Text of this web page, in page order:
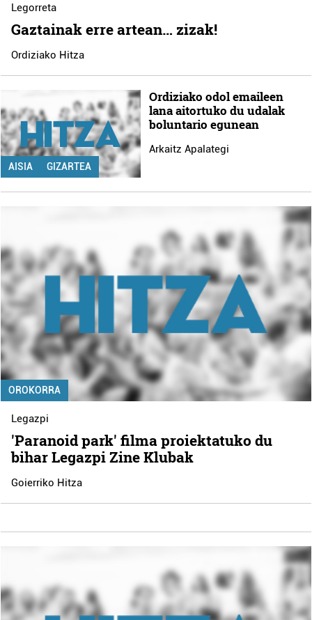
Legorreta
Gaztainak erre artean… zizak!
Ordiziako Hitza
AISIA GIZARTEA
Ordiziako odol emaileen
lana aitortuko du udalak
boluntario egunean
Arkaitz Apalategi
OROKORRA
Legazpi
'Paranoid park' filma proiektatuko du
bihar Legazpi Zine Klubak
Goierriko Hitza